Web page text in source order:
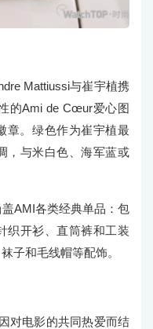
Mattiussi与崔宇植携
的Ami de Cœur爱心图
章。绿色作为崔宇植最
，与米白色、海军蓝或
AMI各类经典单品：包
织开衫、直筒裤和工装
子和毛线帽等配饰。
对电影的共同热爱而结